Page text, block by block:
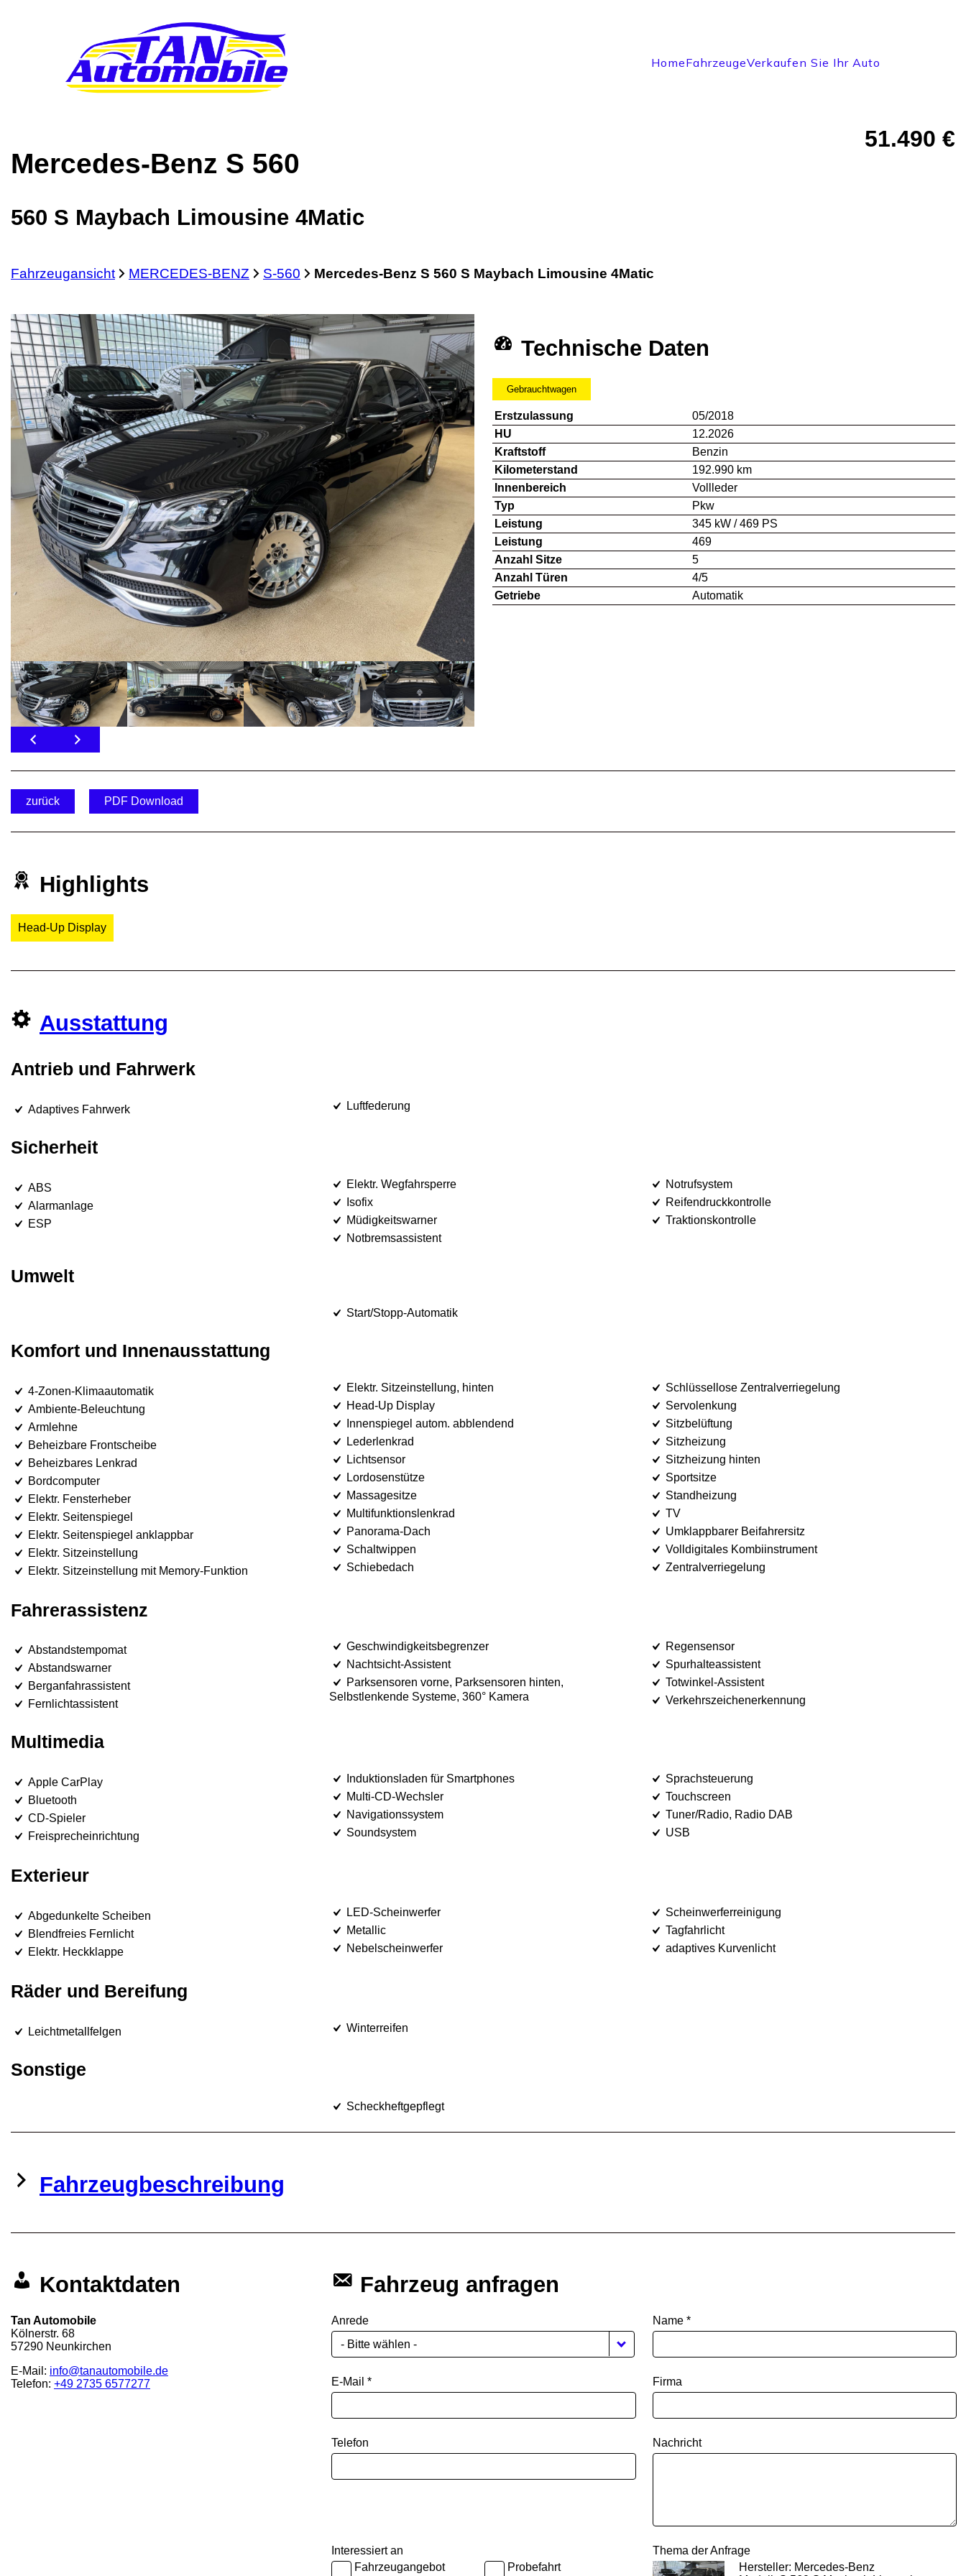
HomeFahrzeugeVerkaufen Sie Ihr Auto
Mercedes-Benz S 560
560 S Maybach Limousine 4Matic
51.490 €
Fahrzeugansicht MERCEDES-BENZ S-560 Mercedes-Benz S 560 S Maybach Limousine 4Matic
Technische Daten
Gebrauchtwagen
Erstzulassung
05/2018
HU
12.2026
Kraftstoff
Benzin
Kilometerstand
192.990 km
Innenbereich
Vollleder
Typ
Pkw
Leistung
345 kW / 469 PS
Leistung
469
Anzahl Sitze
5
Anzahl Türen
4/5
Getriebe
Automatik
zurück PDF Download
Highlights
Head-Up Display
Ausstattung
Antrieb und Fahrwerk
Adaptives Fahrwerk Luftfederung
Sicherheit
ABS
Alarmanlage
ESP
Elektr. Wegfahrsperre
Isofix
Müdigkeitswarner
Notbremsassistent
Notrufsystem
Reifendruckkontrolle
Traktionskontrolle
Umwelt
Start/Stopp-Automatik
Komfort und Innenausstattung
4-Zonen-Klimaautomatik
Ambiente-Beleuchtung
Armlehne
Beheizbare Frontscheibe
Beheizbares Lenkrad
Bordcomputer
Elektr. Fensterheber
Elektr. Seitenspiegel
Elektr. Seitenspiegel anklappbar
Elektr. Sitzeinstellung
Elektr. Sitzeinstellung mit Memory-Funktion
Elektr. Sitzeinstellung, hinten
Head-Up Display
Innenspiegel autom. abblendend
Lederlenkrad
Lichtsensor
Lordosenstütze
Massagesitze
Multifunktionslenkrad
Panorama-Dach
Schaltwippen
Schiebedach
Schlüssellose Zentralverriegelung
Servolenkung
Sitzbelüftung
Sitzheizung
Sitzheizung hinten
Sportsitze
Standheizung
TV
Umklappbarer Beifahrersitz
Volldigitales Kombiinstrument
Zentralverriegelung
Fahrerassistenz
Abstandstempomat
Abstandswarner
Berganfahrassistent
Fernlichtassistent
Geschwindigkeitsbegrenzer
Nachtsicht-Assistent
Parksensoren vorne, Parksensoren hinten,
Selbstlenkende Systeme, 360° Kamera
Regensensor
Spurhalteassistent
Totwinkel-Assistent
Verkehrszeichenerkennung
Multimedia
Apple CarPlay
Bluetooth
CD-Spieler
Freisprecheinrichtung
Induktionsladen für Smartphones
Multi-CD-Wechsler
Navigationssystem
Soundsystem
Sprachsteuerung
Touchscreen
Tuner/Radio, Radio DAB
USB
Exterieur
Abgedunkelte Scheiben
Blendfreies Fernlicht
Elektr. Heckklappe
LED-Scheinwerfer
Metallic
Nebelscheinwerfer
Scheinwerferreinigung
Tagfahrlicht
adaptives Kurvenlicht
Räder und Bereifung
Leichtmetallfelgen Winterreifen
Sonstige
Scheckheftgepflegt
Fahrzeugbeschreibung
Kontaktdaten
Tan Automobile
Kölnerstr. 68
57290 Neunkirchen
E-Mail: info@tanautomobile.de
Telefon: +49 2735 6577277
Fahrzeug anfragen
Anrede
- Bitte wählen -
Name *
E-Mail * Firma
Telefon Nachricht
Interessiert an
Fahrzeugangebot
Probefahrt
Thema der Anfrage
Hersteller: Mercedes-Benz